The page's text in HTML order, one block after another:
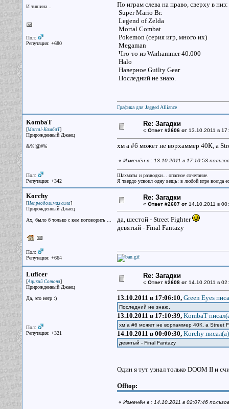
И тишина...
Пол:
Репутация: +680
По играм слева на право, сверху в низ:
Super Mario Br.
Legend of Zelda
Mortal Combat
Pokemon (серия игр, много их)
Megaman
Что-то из Warhammer 40.000
Halo
Наверное Guilty Gear
Последний не знаю.
Графика для Jagged Alliance
KombaT
[Mortal-КамбаТ]
Прирожденный Джаец
&%!@#%
Пол:
Репутация: +342
Re: Загадки
« Ответ #2606 от13.10.2011 в
хм а #6 может не ворхаммер 40К, а
« Изменён в : 13.10.2011 в 17:10:53
Шахматы и разводки... опасное сочетание.
Я твердо усвоил одну вещь: в любой игре всегда
Korchy
[Непреодолимая сила]
Прирожденный Джаец
Ах, было б только с кем поговорить ...
Пол:
Репутация: +664
Re: Загадки
« Ответ #2607 от14.10.2011 в
да, шестой - Street Fighter
девятый - Final Fantazy
Luficer
[Аццкий Сотона]
Прирожденный Джаец
Да, это негр :)
Пол:
Репутация: +321
Re: Загадки
« Ответ #2608 от14.10.2011 в
13.10.2011 в 17:06:10, Green Eyes
Последний не знаю.
13.10.2011 в 17:10:39, KombaT
хм а #6 может не ворхаммер 40К, а Street
14.10.2011 в 00:00:30, Korchy писал(a)
девятый - Final Fantazy
Один я тут узнал только DOOM II и
Offtop:
« Изменён в : 14.10.2011 в 02:07:46